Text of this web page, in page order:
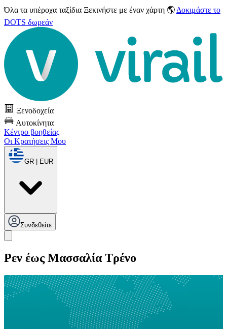
Όλα τα υπέροχα ταξίδια Ξεκινήστε με έναν χάρτη 🌎 Δοκιμάστε το
DOTS δωρεάν
Ξενοδοχεία
Αυτοκίνητα
Κέντρο βοηθείας
Οι Κρατήσεις Μου
GR | EUR
Συνδεθείτε
Ρεν έως Μασσαλία Τρένο